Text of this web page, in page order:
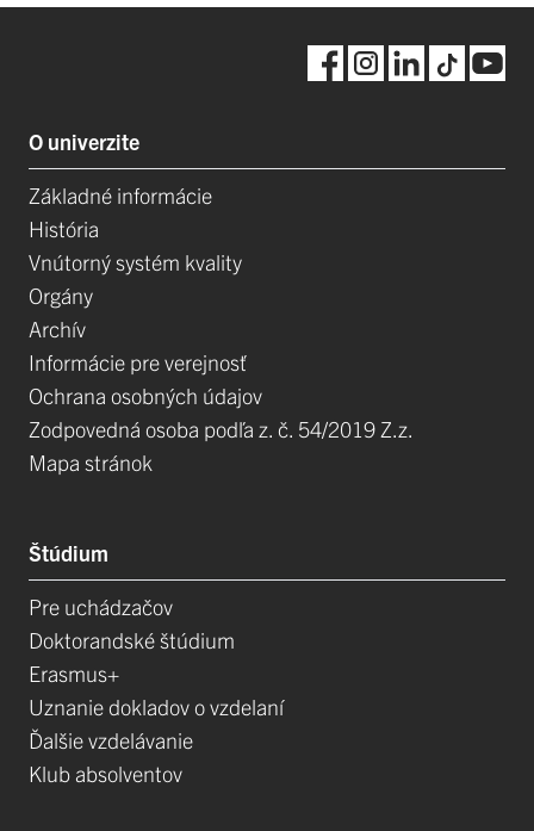
O univerzite
Základné informácie
História
Vnútorný systém kvality
Orgány
Archív
Informácie pre verejnosť
Ochrana osobných údajov
Zodpovedná osoba podľa z. č. 54/2019 Z.z.
Mapa stránok
Štúdium
Pre uchádzačov
Doktorandské štúdium
Erasmus+
Uznanie dokladov o vzdelaní
Ďalšie vzdelávanie
Klub absolventov